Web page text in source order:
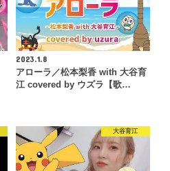
2023.1.8
アローラ／松本梨香 with 大谷育
江 covered by ウズラ【歌…
大谷育江